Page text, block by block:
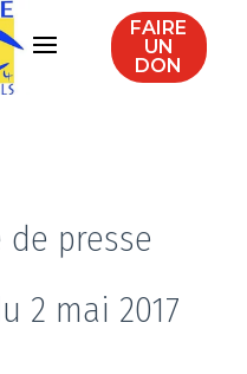
FAIRE
UN
DON
presse
2 mai 2017